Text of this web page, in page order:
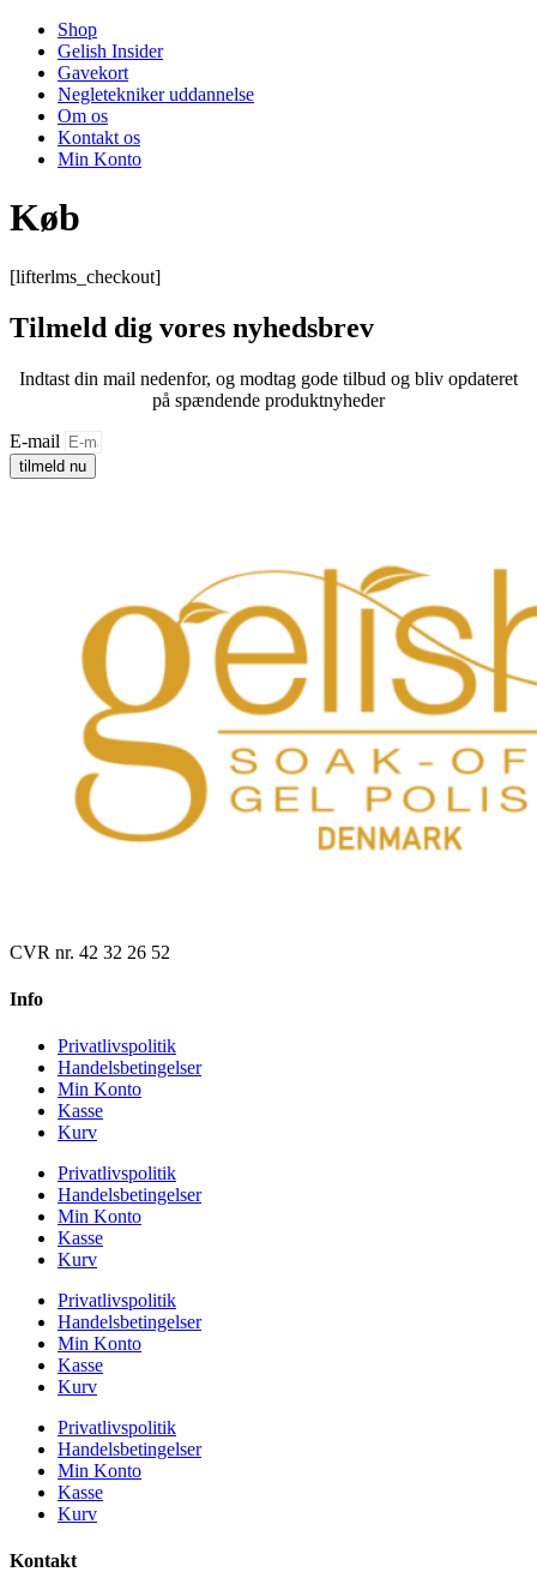
Shop
Gelish Insider
Gavekort
Negletekniker uddannelse
Om os
Kontakt os
Min Konto
Køb
[lifterlms_checkout]
Tilmeld dig vores nyhedsbrev
Indtast din mail nedenfor, og modtag gode tilbud og bliv opdateret
på spændende produktnyheder
E-mail
tilmeld nu
CVR nr. 42 32 26 52
Info
Privatlivspolitik
Handelsbetingelser
Min Konto
Kasse
Kurv
Privatlivspolitik
Handelsbetingelser
Min Konto
Kasse
Kurv
Privatlivspolitik
Handelsbetingelser
Min Konto
Kasse
Kurv
Privatlivspolitik
Handelsbetingelser
Min Konto
Kasse
Kurv
Kontakt